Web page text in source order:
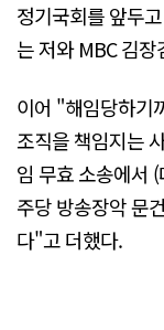
정기국회를 앞두
는 저와 MBC 김
이어 "해임당하기
조직을 책임지는
임 무효 소송에서
주당 방송장악 문
다"고 더했다.